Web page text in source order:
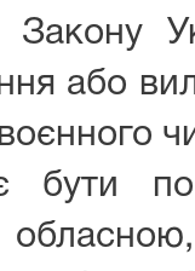
або
бути